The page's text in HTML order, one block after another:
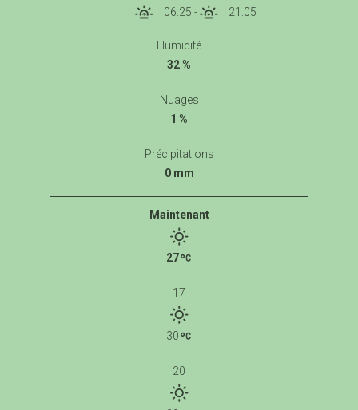
06:25 - 21:05
Humidité
32 %
Nuages
1 %
Précipitations
0 mm
Maintenant
27
17
30
20